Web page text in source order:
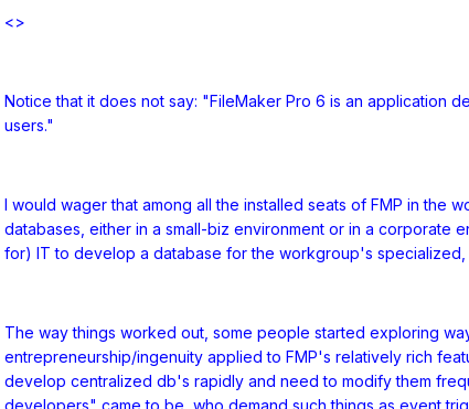
<>
Notice that it does not say: "FileMaker Pro 6 is an application
users."
I would wager that among all the installed seats of FMP in the
databases, either in a small-biz environment or in a corporate
for) IT to develop a database for the workgroup's
The way things worked out, some people started exploring
entrepreneurship/ingenuity applied to FMP's relatively rich
develop centralized db's rapidly and need to modify them
developers" came to be, who demand such things as event